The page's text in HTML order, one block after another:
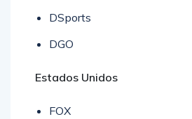
DSports
DGO
Estados Unidos
FOX